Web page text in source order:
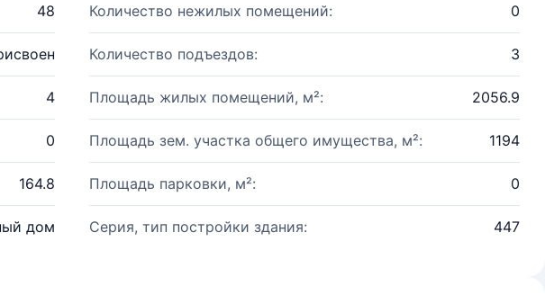
48 Количество нежилых помещений: 0
Количество подъездов: 3
4 Площадь жилых помещений, м²: 2056.9
0 Площадь зем. участка общего имущества, м²: 1194
164.8 Площадь парковки, м²: 0
дом Серия, тип постройки здания: 447